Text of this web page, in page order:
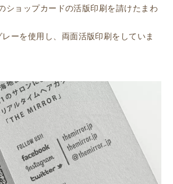
ショップカードの活版印刷を請けたまわ
ーを使用し、両面活版印刷をしていま